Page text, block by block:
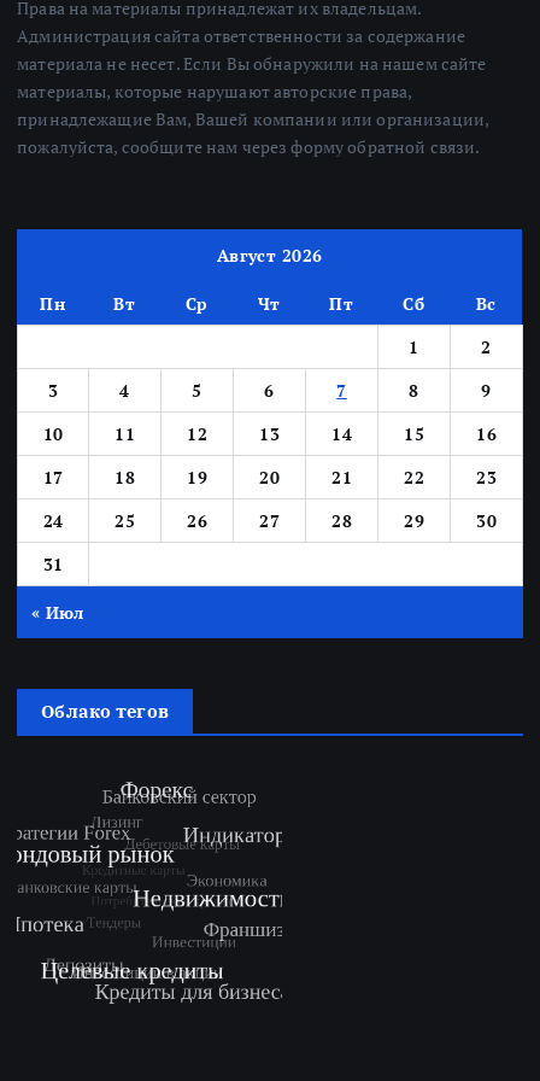
Права на материалы принадлежат их владельцам.
Администрация сайта ответственности за содержание
материала не несет. Если Вы обнаружили на нашем сайте
материалы, которые нарушают авторские права,
принадлежащие Вам, Вашей компании или организации,
пожалуйста, сообщите нам через форму обратной связи.
Август 2026
Пн Вт Ср Чт Пт Сб
Вс
1
2
3
4 5 6 7 8
9
10
11 12 13 14 15
16
17
18 19 20 21 22
23
24
25 26 27 28 29
30
31
« Июл
Облако тегов